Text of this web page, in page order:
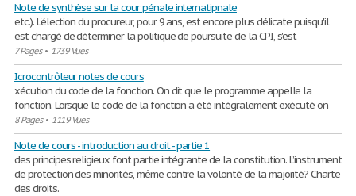
Note de synthèse sur la cour pénale internatipnale
etc.). L'élection du procureur, pour 9 ans, est encore plus délicate puisqu'il
est chargé de déterminer la politique de poursuite de la CPI, s'est
7 Pages• 1739 Vues
Icrocontrôleur notes de cours
xécution du code de la fonction. On dit que le programme appelle la
fonction. Lorsque le code de la fonction a été intégralement exécuté on
8 Pages• 1119 Vues
Note de cours - introduction au droit - partie 1
des principes religieux font partie intégrante de la constitution. L’instrument
de protection des minorités, même contre la volonté de la majorité? Charte
des droits.